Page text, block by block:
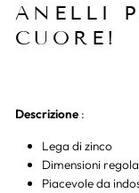
ANELLI
CUORE!
Descrizione :
Lega di zinco
Dimensioni
Piacevole da